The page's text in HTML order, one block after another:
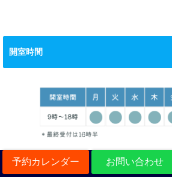
予約カレンダー お問い合わせ
開室時間